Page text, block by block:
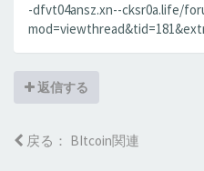
-dfvt04ansz.xn--cksr0a.life/
返信する
戻る： BItcoin関連